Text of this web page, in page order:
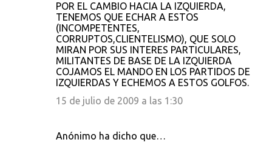
POR EL CAMBIO HACIA LA IZQUIERDA,
TENEMOS QUE ECHAR A ESTOS
(INCOMPETENTES,
CORRUPTOS,CLIENTELISMO), QUE SOLO
MIRAN POR SUS INTERES PARTICULARES,
MILITANTES DE BASE DE LA IZQUIERDA
COJAMOS EL MANDO EN LOS PARTIDOS DE
IZQUIERDAS Y ECHEMOS A ESTOS GOLFOS.
15 de julio de 2009 a las 1:30
Anónimo ha dicho que…